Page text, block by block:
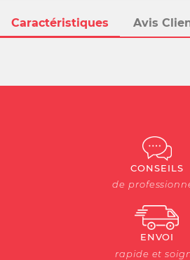
Caractéristiques Avis
CONSEILS
de
ENVOI
rapide et